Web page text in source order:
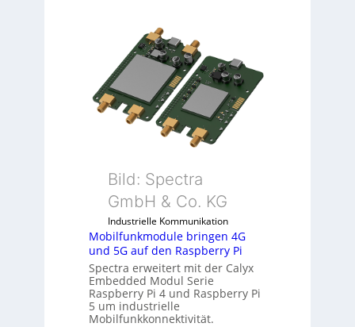
Bild: Spectra
GmbH & Co. KG
Industrielle Kommunikation
Mobilfunkmodule bringen 4G
und 5G auf den Raspberry Pi
Spectra erweitert mit der Calyx
Embedded Modul Serie
Raspberry Pi 4 und Raspberry Pi
5 um industrielle
Mobilfunkkonnektivität.